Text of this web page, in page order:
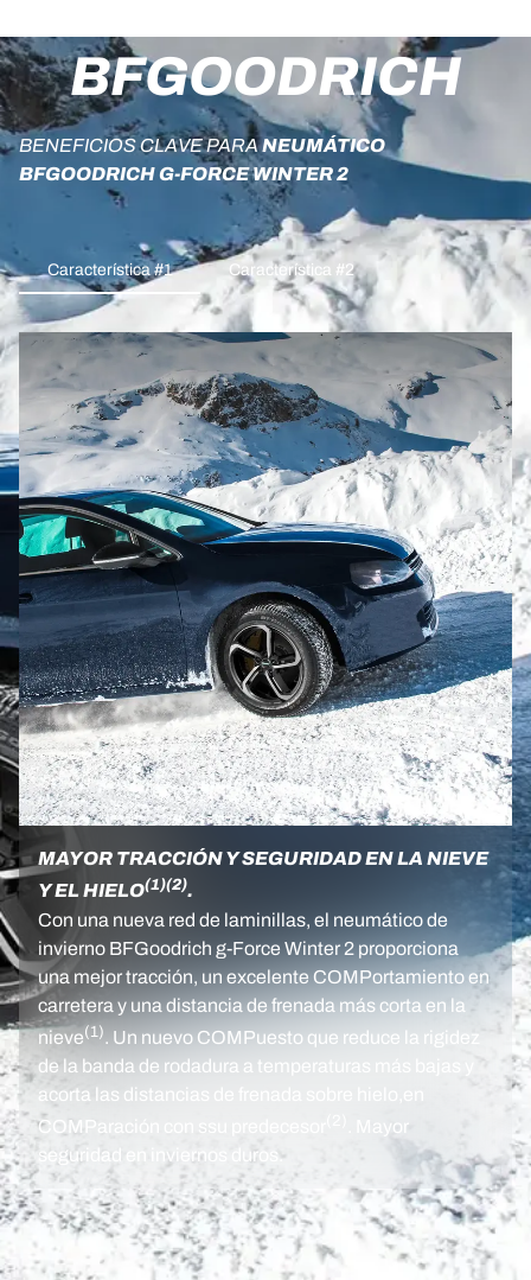
BFGOODRICH
BENEFICIOS CLAVE PARANEUMÁTICO
BFGOODRICH G-FORCE WINTER 2
Característica #1 Característica #2
MAYOR TRACCIÓN Y SEGURIDAD EN LA NIEVE
Y EL HIELO(1)(2).
Con una nueva red de laminillas, el neumático de
invierno BFGoodrich g-Force Winter 2 proporciona
una mejor tracción, un excelente COMPortamiento en
carretera y una distancia de frenada más corta en la
nieve(1). Un nuevo COMPuesto que reduce la rigidez
de la banda de rodadura a temperaturas más bajas y
acorta las distancias de frenada sobre hielo,en
COMParación con ssu predecesor
. Mayor
seguridad en inviernos duros.